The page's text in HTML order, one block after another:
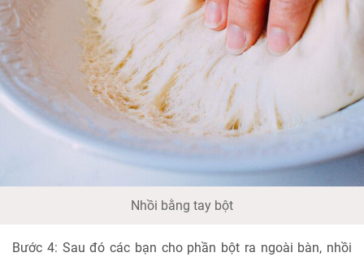
Nhồi bằng tay bột
Bước 4: Sau đó các bạn cho phần bột ra ngoài bàn, nhồi